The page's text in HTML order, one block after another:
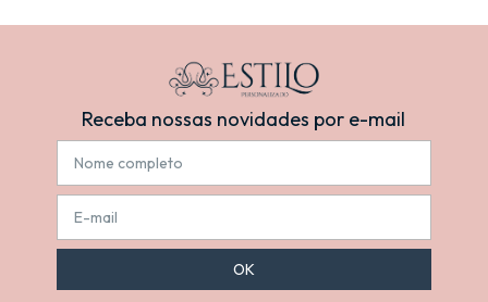
Receba nossas novidades por e-mail